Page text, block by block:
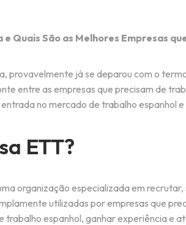
e Quais São as Melhores Empresas
provavelmente já se deparou com o
entre as empresas que precisam de
no mercado de trabalho espanhol
ETT?
organização especializada em
utilizadas por empresas que
espanhol, ganhar experiência e